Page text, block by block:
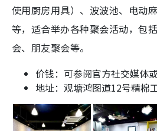
使用厨房用具）、波波池、电动
等，适合举办各种聚会活动，包
会、朋友聚会等。
价钱：可参阅官方社交媒体
地址：观塘鸿图道12号精棉